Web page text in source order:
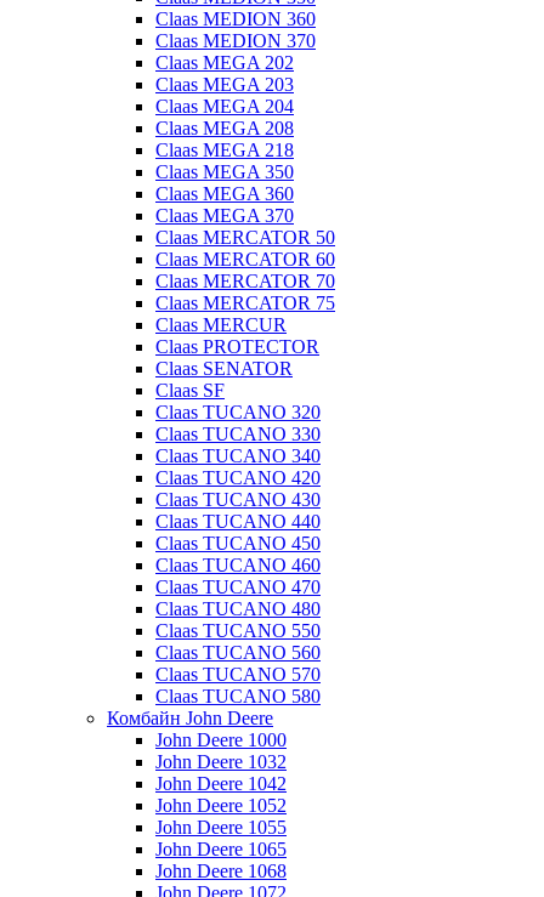
Claas MEDION 360
Claas MEDION 370
Claas MEGA 202
Claas MEGA 203
Claas MEGA 204
Claas MEGA 208
Claas MEGA 218
Claas MEGA 350
Claas MEGA 360
Claas MEGA 370
Claas MERCATOR 50
Claas MERCATOR 60
Claas MERCATOR 70
Claas MERCATOR 75
Claas MERCUR
Claas PROTECTOR
Claas SENATOR
Claas SF
Claas TUCANO 320
Claas TUCANO 330
Claas TUCANO 340
Claas TUCANO 420
Claas TUCANO 430
Claas TUCANO 440
Claas TUCANO 450
Claas TUCANO 460
Claas TUCANO 470
Claas TUCANO 480
Claas TUCANO 550
Claas TUCANO 560
Claas TUCANO 570
Claas TUCANO 580
Комбайн John Deere
John Deere 1000
John Deere 1032
John Deere 1042
John Deere 1052
John Deere 1055
John Deere 1065
John Deere 1068
John Deere 1072